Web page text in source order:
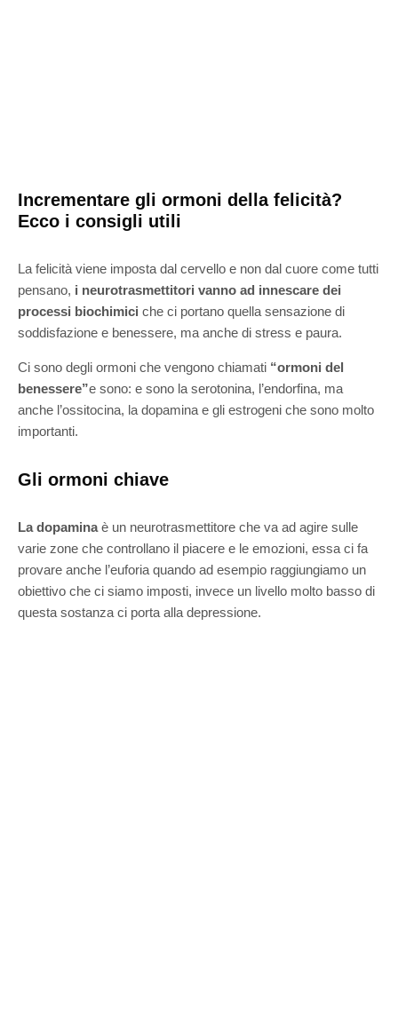
Incrementare gli ormoni della felicità?
Ecco i consigli utili
La felicità viene imposta dal cervello e non dal cuore come tutti
pensano, i neurotrasmettitori vanno ad innescare dei
processi biochimici che ci portano quella sensazione di
soddisfazione e benessere, ma anche di stress e paura.
Ci sono degli ormoni che vengono chiamati “ormoni del
benessere”e sono: e sono la serotonina, l’endorfina, ma
anche l’ossitocina, la dopamina e gli estrogeni che sono molto
importanti.
Gli ormoni chiave
La dopaminaè un neurotrasmettitore che va ad agire sulle
varie zone che controllano il piacere e le emozioni, essa ci fa
provare anche l’euforia quando ad esempio raggiungiamo un
obiettivo che ci siamo imposti, invece un livello molto basso di
questa sostanza ci porta alla depressione.